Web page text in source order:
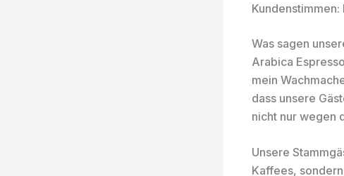
Was sagen
Arabica
mein
dass unsere
nicht nur wegen
Unsere
Kaffees,